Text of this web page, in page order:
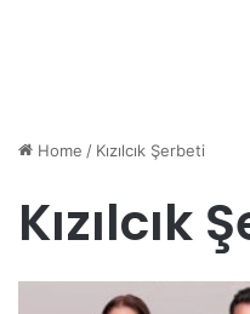
Home / Kızılcık Şerbeti
Kızılcık